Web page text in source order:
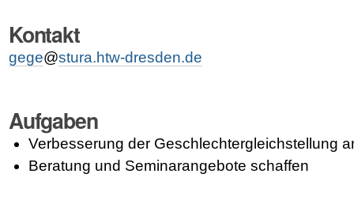
Kontakt
gege@stura.htw-dresden.de
Aufgaben
Verbesserung der Geschlechtergleichstellung
Beratung und Seminarangebote schaffen